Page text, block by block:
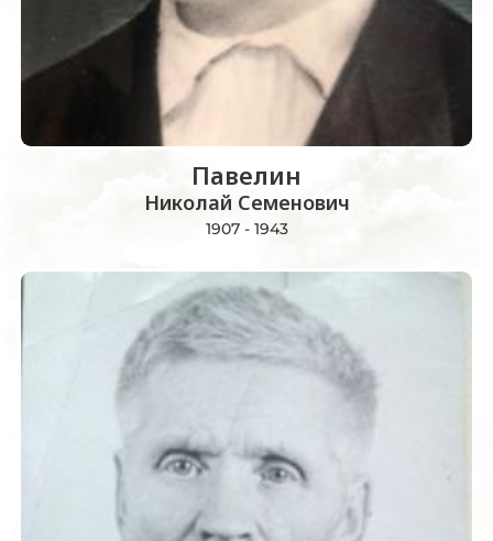
Павелин
Николай Семенович
1907 - 1943